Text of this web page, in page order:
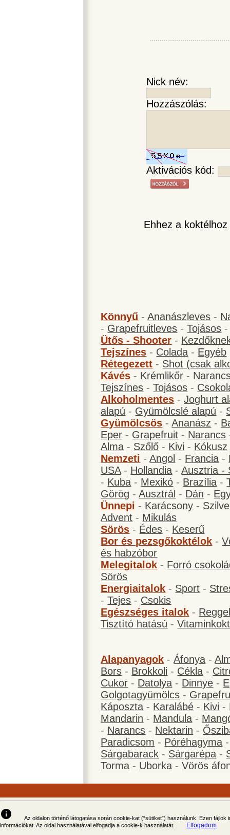
Nick név:
Hozzászólás:
Aktivációs kód:
Ehhez a
Könnyű -Ananászleves -
- Grapefruitleves -Tojásos
Ütős - Shooter -
Tejszínes - Colada - Egyéb
Rétegezett - Shot (csak
Kávés - Krémlikőr -
Tejszínes -Tojásos -
Alkoholmentes -Joghurt
alapú - Gyümölcslé alapú -
Gyümölcsös -Ananász -
Eper - Grapefruit - Narancs
Alma - Szőlő - Kivi - Kókusz
Nemzeti -Angol - Francia -
USA- Hollandia -Ausztria -
- Kuba - Mexikó - Brazília -
Görög -Ausztrál - Dán -
Ünnepi - Karácsony -
Advent - Mikulás
Sörös - Édes - Keserű
Bor és pezsgőkoktélok -
és habzóbor
Melegitalok - Forró
Sörös
Energiaitalok - Sport -
-Tejes - Csokis
Egészséges italok -
Tisztító hatású -
Alapanyagok -Áfonya -
Bors - Brokkoli - Cékla -
Cukor - Datolya - Dinnye -
Golgotagyümölcs -
Káposzta - Karalábé - Kivi -
Mandarin - Mandula -
- Narancs - Nektarin -
Paradicsom - Póréhagyma
Sárgabarack - Sárgarépa -
Torma - Uborka -Vörös
info
Az oldalon történő látogatása során cookie-kat (“sütiket”) használunk. Ezen
információkat. Az oldal használatával elfogadja a cookie-k használatát.
Elfogadom